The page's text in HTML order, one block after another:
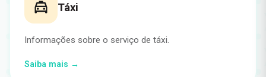
Táxi
Informações sobre o serviço de táxi.
Saiba mais →